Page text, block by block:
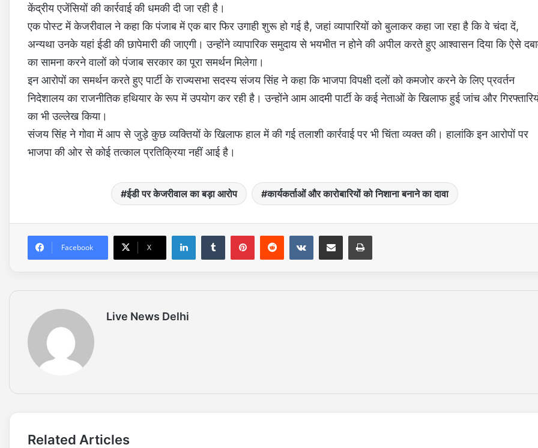
केंद्रीय एजेंसियों की कार्रवाई की धमकी दी जा रही है।
एक पोस्ट में केजरीवाल ने कहा कि पंजाब में एक बार फिर उगाही शुरू हो गई है, जहां व्यापारियों को बुलाकर कहा जा रहा है कि वे चंदा दें,
अन्यथा उनके यहां ईडी की छापेमारी की जाएगी। उन्होंने व्यापारिक समुदाय से भयभीत न होने की अपील करते हुए आश्वासन दिया कि ऐसे
का सामना करने वालों को पंजाब सरकार का पूरा समर्थन मिलेगा।
इन आरोपों का समर्थन करते हुए पार्टी के राज्यसभा सदस्य संजय सिंह ने कहा कि भाजपा विपक्षी दलों को कमजोर करने के लिए प्रवर्तन
निदेशालय का राजनीतिक हथियार के रूप में उपयोग कर रही है। उन्होंने आम आदमी पार्टी के कई नेताओं के खिलाफ हुई जांच और
का भी उल्लेख किया।
संजय सिंह ने गोवा में आप से जुड़े कुछ व्यक्तियों के खिलाफ हाल में की गई तलाशी कार्रवाई पर भी चिंता व्यक्त की। हालांकि इन आरोपों पर
भाजपा की ओर से कोई तत्काल प्रतिक्रिया नहीं आई है।
ईडी पर केजरीवाल का बड़ा आरोप कार्यकर्ताओं और कारोबारियों को निशाना बनाने का दावा
Facebook X
Live News Delhi
Related Articles